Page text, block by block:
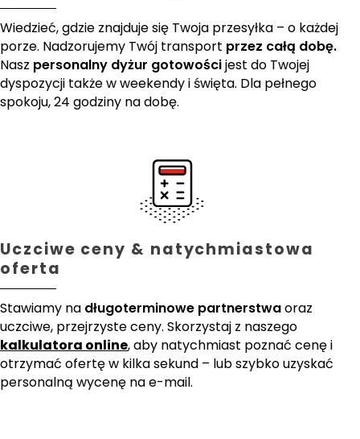
Wiedzieć, gdzie znajduje się Twoja przesyłka – o każdej
porze. Nadzorujemy Twój transport przez całą dobę.
Nasz personalny dyżur gotowościjest do Twojej
dyspozycji także w weekendy i święta. Dla pełnego
spokoju, 24 godziny na dobę.
Uczciwe ceny & natychmiastowa
oferta
Stawiamy na długoterminowe partnerstwaoraz
uczciwe, przejrzyste ceny. Skorzystaj z naszego
kalkulatora online, aby natychmiast poznać cenę i
otrzymać ofertę w kilka sekund – lub szybko uzyskać
personalną wycenę na e-mail.